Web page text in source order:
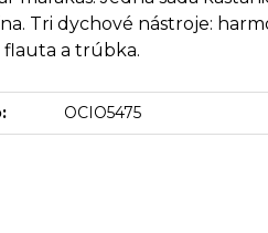
Tri dychové nástroje:
flauta a trúbka.
OCIO5475